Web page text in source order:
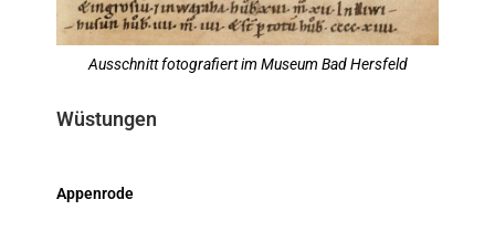
Ausschnitt fotografiert im Museum Bad Hersfeld
Wüstungen
Appenrode